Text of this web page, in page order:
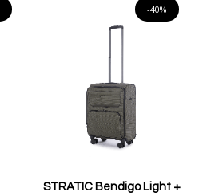
-40%
STRATIC Bendigo Light +